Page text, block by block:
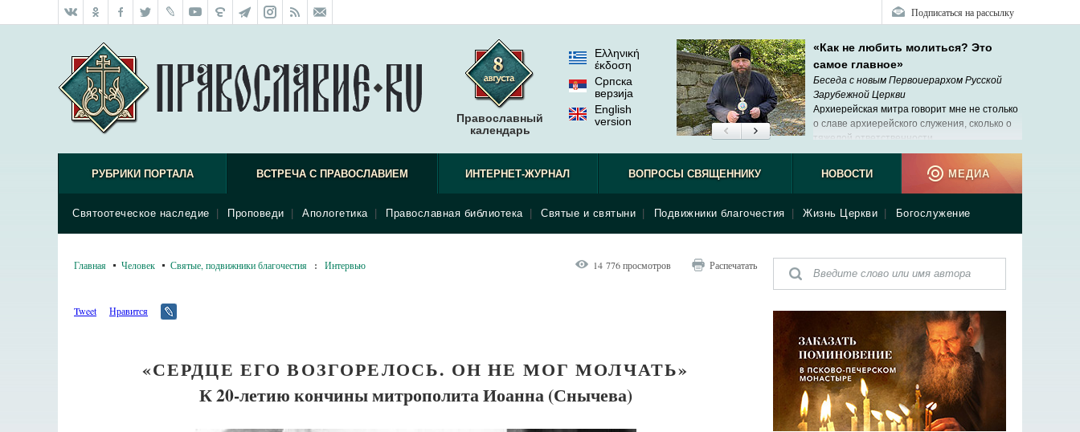
Подписаться на рассылку
Православный
календарь
Ελληνική
έκδοση
Српска
верзиjа
English
version
«Как не любить молиться? Это
самое главное»
Беседа с новым Первоиерархом Русской
Зарубежной Церкви
Архиерейская митра говорит мне не столько
о славе архиерейского служения, сколько о
тяжелой ответственности.
РУБРИКИ ПОРТАЛА ВСТРЕЧА С ПРАВОСЛАВИЕМ
Святоотеческое наследие Проповеди Апологетика Православная библиотека Святые и святыни Подвижники благочестия Жизнь Церкви Богослужение
ИНТЕРНЕТ-ЖУРНАЛ ВОПРОСЫ СВЯЩЕННИКУ НОВОСТИ МЕДИА
Главная Человек Святые, подвижники благочестия : Интервью 14 776 просмотров Распечатать
Tweet Нравится
«СЕРДЦЕ ЕГО ВОЗГОРЕЛОСЬ. ОН НЕ МОГ МОЛЧАТЬ»
К 20-летию кончины митрополита Иоанна (Снычева)